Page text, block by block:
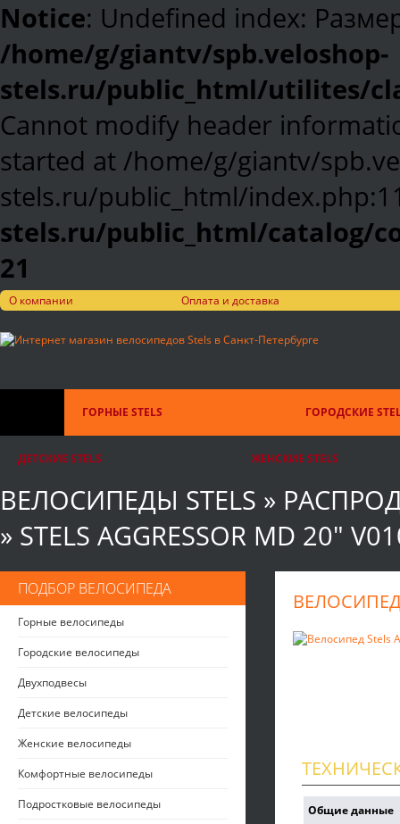
Notice: Undefined index:
/home/g/giantv/spb.veloshop-
stels.ru/public_html/utilites/
Cannot modify header
started at /home/g/giantv/
stels.ru/public_html/
stels.ru/public_html/catalog/
21
О компании Оплата и доставка
ГОРНЫЕ STELS ГОРОДСКИЕ
ДЕТСКИЕ STELS ЖЕНСКИЕ STELS
ВЕЛОСИПЕДЫ STELS »
» STELS AGGRESSOR MD 20"
ПОДБОР ВЕЛОСИПЕДА
Горные велосипеды
Городские велосипеды
Двухподвесы
Детские велосипеды
Женские велосипеды
Комфортные велосипеды
Подростковые велосипеды
ВЕЛОСИПЕД
Общие данные